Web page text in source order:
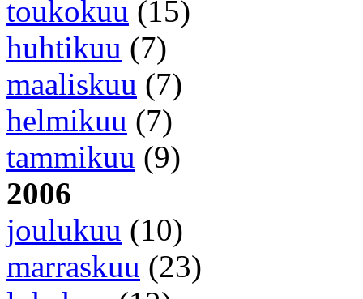
toukokuu (15)
huhtikuu (7)
maaliskuu (7)
helmikuu (7)
tammikuu (9)
2006
joulukuu (10)
marraskuu (23)